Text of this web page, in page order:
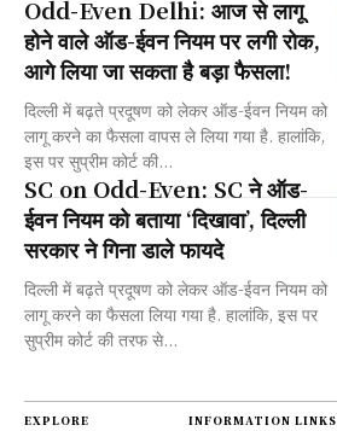
Odd-Even Delhi: आज से लागू
होने वाले ऑड-ईवन नियम पर लगी रोक,
आगे लिया जा सकता है बड़ा फैसला!
दिल्ली में बढ़ते प्रदूषण को लेकर ऑड-ईवन नियम को
लागू करने का फैसला वापस ले लिया गया है. हालांकि,
इस पर सुप्रीम कोर्ट की...
SC on Odd-Even: SC ने ऑड-
ईवन नियम को बताया ‘दिखावा’, दिल्ली
सरकार ने गिना डाले फायदे
दिल्ली में बढ़ते प्रदूषण को लेकर ऑड-ईवन नियम को
लागू करने का फैसला लिया गया है. हालांकि, इस पर
सुप्रीम कोर्ट की तरफ से...
EXPLORE INFORMATION LINKS